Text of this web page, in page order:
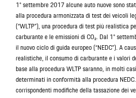
1° settembre 2017 alcune auto nuove sono
alla procedura armonizzata di test dei veicoli
(“WLTP”), una procedura di test più realistica
carburante e le emissioni di CO₂. Dal 1°
il nuovo ciclo di guida europeo (“NEDC”). A
realistiche, il consumo di carburante e i valori
base alla procedura WLTP saranno, in molti
determinati in conformità alla procedura
corrispondenti modifiche della tassazione dei